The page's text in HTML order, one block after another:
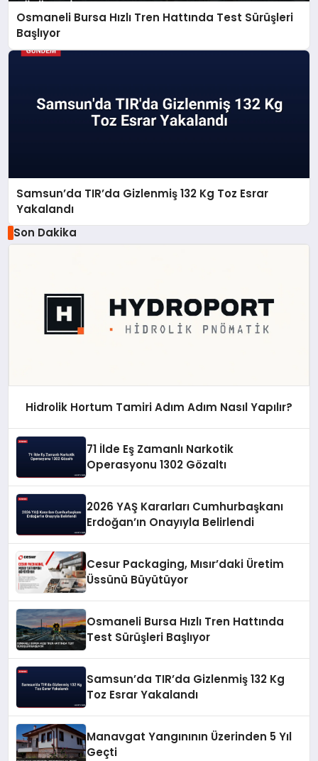
Osmaneli Bursa Hızlı Tren Hattında Test Sürüşleri
Başlıyor
Samsun’da TIR’da Gizlenmiş 132 Kg Toz Esrar
Yakalandı
Son Dakika
Hidrolik Hortum Tamiri Adım Adım Nasıl Yapılır?
71 İlde Eş Zamanlı Narkotik
Operasyonu 1302 Gözaltı
2026 YAŞ Kararları Cumhurbaşkanı
Erdoğan’ın Onayıyla Belirlendi
Cesur Packaging, Mısır’daki Üretim
Üssünü Büyütüyor
Osmaneli Bursa Hızlı Tren Hattında
Test Sürüşleri Başlıyor
Samsun’da TIR’da Gizlenmiş 132 Kg
Toz Esrar Yakalandı
Manavgat Yangınının Üzerinden 5 Yıl
Geçti